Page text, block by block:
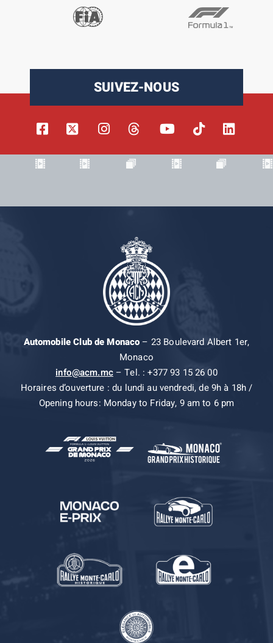
SUIVEZ-NOUS
Automobile Club de Monaco– 23 Boulevard Albert 1er,
Monaco
info@acm.mc– Tel. : +377 93 15 26 00
Horaires d’ouverture : du lundi au vendredi, de 9h à 18h /
Opening hours: Monday to Friday, 9 am to 6 pm